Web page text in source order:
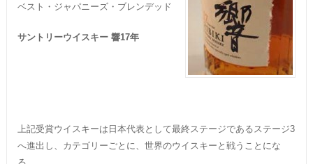
ベスト・ジャパニーズ・ブレンデッド
サントリーウイスキー 響17年
上記受賞ウイスキーは日本代表として最終ステージであるステージ3
へ進出し、カテゴリーごとに、世界のウイスキーと戦うことにな